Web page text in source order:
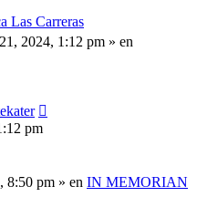
Las Carreras
2024, 1:12 pm » en
pm
8:50 pm » en IN MEMORIAN